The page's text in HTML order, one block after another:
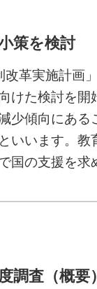
策を検討
革実施計画
けた検討を開
少傾向にある
いいます。教
国の支援を求
調査（概要